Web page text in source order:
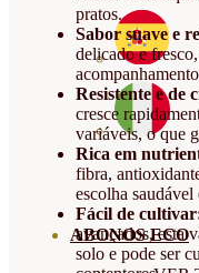
ABONOS ECO
pratos.
Sabor suave e
delicado e
Resistente e de
cresce
variáveis, o que
Rica em
fibra,
escolha
Fácil de
avançados, esta
solo e pode ser